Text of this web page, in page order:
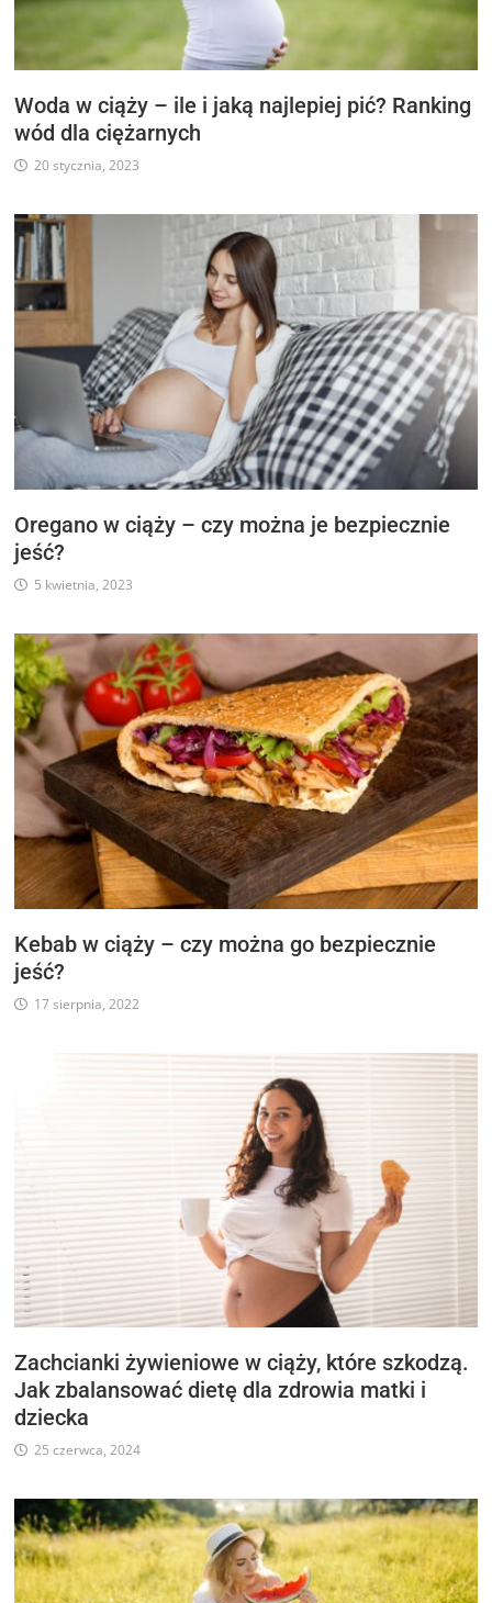
Woda w ciąży – ile i jaką najlepiej pić? Ranking
wód dla ciężarnych
20 stycznia, 2023
Oregano w ciąży – czy można je bezpiecznie
jeść?
5 kwietnia, 2023
Kebab w ciąży – czy można go bezpiecznie
jeść?
17 sierpnia, 2022
Zachcianki żywieniowe w ciąży, które szkodzą.
Jak zbalansować dietę dla zdrowia matki i
dziecka
25 czerwca, 2024